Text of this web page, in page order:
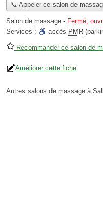
📞 Appeler ce salon de
Salon de massage - Fermé,
Services :
accès PMR
Recommander ce salon de
Améliorer cette fiche
Autres salons de massage à